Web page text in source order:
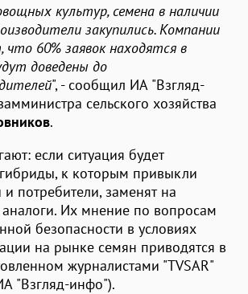
культур, семена в наличии
закупились. Компании
60% заявок находятся в
доведены до
", - сообщил ИА "Взгляд-
сельского хозяйства
.
если ситуация будет
гибриды, к которым привыкли
потребители, заменят на
аналоги. Их мнение по вопросам
безопасности в условиях
на рынке семян приводятся в
журналистами "TVSAR"
"Взгляд-инфо").